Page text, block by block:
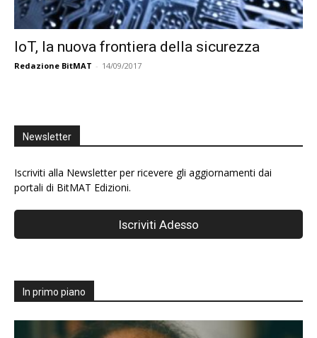
IoT, la nuova frontiera della sicurezza
Redazione BitMAT - 14/09/2017
Newsletter
Iscriviti alla Newsletter per ricevere gli aggiornamenti dai
portali di BitMAT Edizioni.
In primo piano